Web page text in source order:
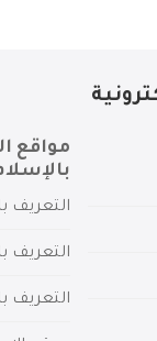
مواقع
التعريف
التعريف
التعريف